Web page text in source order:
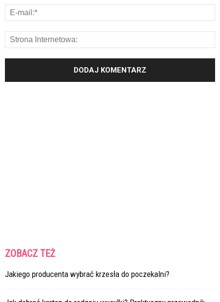
ZOBACZ TEŻ
Jakiego producenta wybrać krzesła do poczekalni?